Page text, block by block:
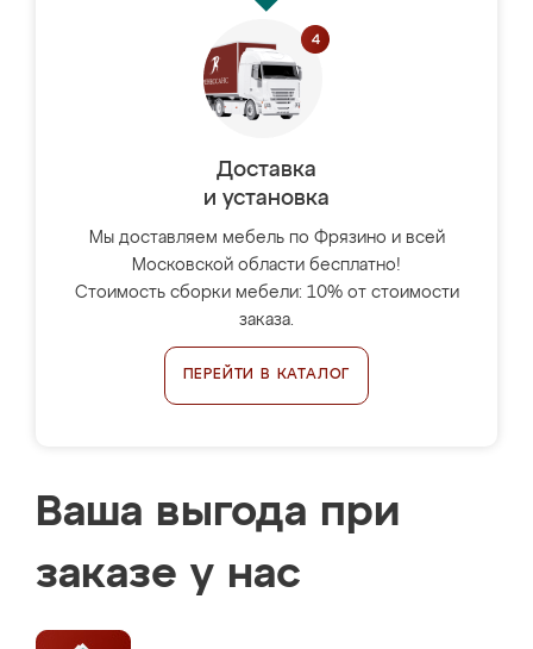
Доставка
и установка
Мы доставляем мебель по Фрязино и всей
Московской области бесплатно!
Стоимость сборки мебели: 10% от стоимости
заказа.
ПЕРЕЙТИ В КАТАЛОГ
Ваша выгода при
заказе у нас